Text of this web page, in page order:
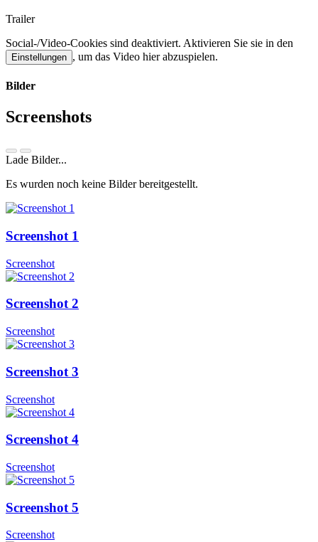
Trailer
Social-/Video-Cookies sind deaktiviert. Aktivieren Sie sie in den
Einstellungen , um das Video hier abzuspielen.
Bilder
Screenshots
Lade Bilder...
Es wurden noch keine Bilder bereitgestellt.
Screenshot 1
Screenshot
Screenshot 2
Screenshot
Screenshot 3
Screenshot
Screenshot 4
Screenshot
Screenshot 5
Screenshot